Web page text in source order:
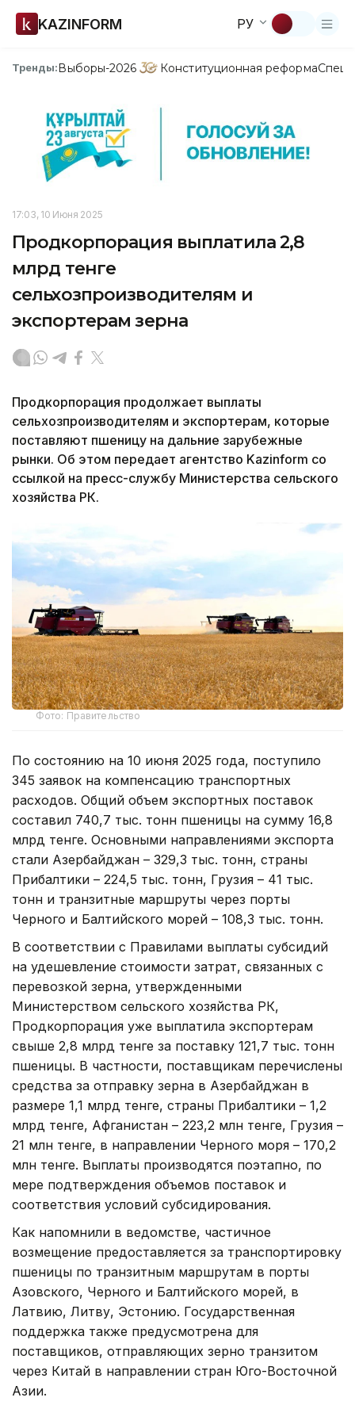
KAZINFORM РУ
Тренды:Выборы-2026 Конституционная реформа
17:03, 10 Июня 2025
Продкорпорация выплатила 2,8
млрд тенге
сельхозпроизводителям и
экспортерам зерна
Продкорпорация продолжает выплаты
сельхозпроизводителям и экспортерам, которые
поставляют пшеницу на дальние зарубежные
рынки. Об этом передает агентство Kazinform со
ссылкой на пресс-службу Министерства сельского
хозяйства РК.
Фото: Правительство
По состоянию на 10 июня 2025 года, поступило
345 заявок на компенсацию транспортных
расходов. Общий объем экспортных поставок
составил 740,7 тыс. тонн пшеницы на сумму 16,8
млрд тенге. Основными направлениями экспорта
стали Азербайджан – 329,3 тыс. тонн, страны
Прибалтики – 224,5 тыс. тонн, Грузия – 41 тыс.
тонн и транзитные маршруты через порты
Черного и Балтийского морей – 108,3 тыс. тонн.
В соответствии с Правилами выплаты субсидий
на удешевление стоимости затрат, связанных с
перевозкой зерна, утвержденными
Министерством сельского хозяйства РК,
Продкорпорация уже выплатила экспортерам
свыше 2,8 млрд тенге за поставку 121,7 тыс. тонн
пшеницы. В частности, поставщикам перечислены
средства за отправку зерна в Азербайджан в
размере 1,1 млрд тенге, страны Прибалтики – 1,2
млрд тенге, Афганистан – 223,2 млн тенге, Грузия –
21 млн тенге, в направлении Черного моря – 170,2
млн тенге. Выплаты производятся поэтапно, по
мере подтверждения объемов поставок и
соответствия условий субсидирования.
Как напомнили в ведомстве, частичное
возмещение предоставляется за транспортировку
пшеницы по транзитным маршрутам в порты
Азовского, Черного и Балтийского морей, в
Латвию, Литву, Эстонию. Государственная
поддержка также предусмотрена для
поставщиков, отправляющих зерно транзитом
через Китай в направлении стран Юго-Восточной
Азии.